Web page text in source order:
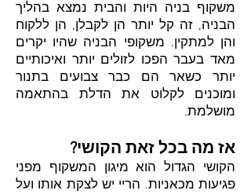
משקוף בניה היות והבית נמצא בהליך
הבניה, זה קל יותר הן לקבלן, הן ללקוח
והן למתקין. משקופי הבניה שהיו יקרים
מאד בעבר הפכו לזולים יותר ואיכותיים
יותר כשאר הם כבר צבועים בתנור
ומוכנים לקלוט את הדלת בהתאמה
מושלמת.
אז מה בכל זאת הקושי?
הקושי הגדול הוא מיגון המשקוף מפני
פגיעות מכאניות. הריי יש לצקת אותו ועל